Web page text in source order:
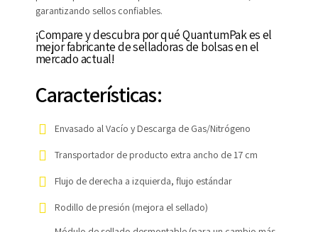
garantizando sellos confiables.
¡Compare y descubra por qué QuantumPak es el
mejor fabricante de selladoras de bolsas en el
mercado actual!
Características:
Envasado al Vacío y Descarga de Gas/Nitrógeno
Transportador de producto extra ancho de 17 cm
Flujo de derecha a izquierda, flujo estándar
Rodillo de presión (mejora el sellado)